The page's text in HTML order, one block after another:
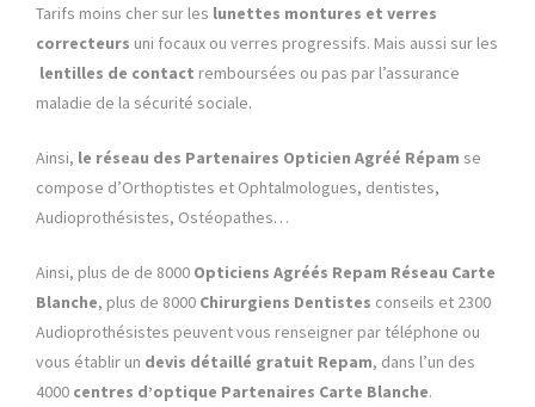
Tarifs moins cher sur les lunettes montures et verres
correcteurs uni focaux ou verres progressifs. Mais aussi sur les
lentilles de contact remboursées ou pas par l’assurance
maladie de la sécurité sociale.
Ainsi, le réseau des Partenaires Opticien Agréé Répam se
compose d’Orthoptistes et Ophtalmologues, dentistes,
Audioprothésistes, Ostéopathes…
Ainsi, plus de de 8000 Opticiens Agréés Repam Réseau Carte
Blanche, plus de 8000 Chirurgiens Dentistes conseils et 2300
Audioprothésistes peuvent vous renseigner par téléphone ou
vous établir un devis détaillé gratuit Repam, dans l’un des
4000 centres d’optique Partenaires Carte Blanche.